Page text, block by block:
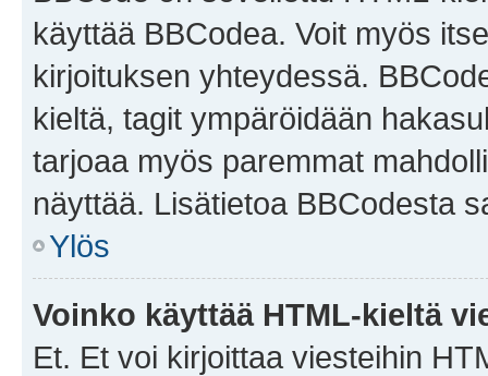
käyttää BBCodea. Voit myös
kirjoituksen yhteydessä.
kieltä, tagit ympäröidään
tarjoaa myös paremmat
näyttää. Lisätietoa BBCodesta
Ylös
Voinko käyttää HTML-kieltä
Et. Et voi kirjoittaa viesteihin